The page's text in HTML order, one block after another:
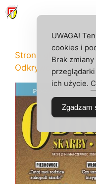
Przejdź
do
Strona główna/
Odkrywcy/
UWAGA!
cookies i
Brak
ich użycie.
Zgadzam